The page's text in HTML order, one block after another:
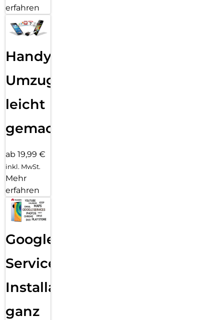
erfahren
Handy
Umzug
leicht
gemacht!
ab 19,99 €
inkl. MwSt.
Mehr
erfahren
Google
Services
Installation
ganz